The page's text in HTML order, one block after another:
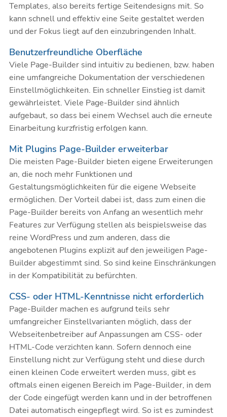
Templates, also bereits fertige Seitendesigns mit. So
kann schnell und effektiv eine Seite gestaltet werden
und der Fokus liegt auf den einzubringenden Inhalt.
Benutzerfreundliche Oberfläche
Viele Page-Builder sind intuitiv zu bedienen, bzw. haben
eine umfangreiche Dokumentation der verschiedenen
Einstellmöglichkeiten. Ein schneller Einstieg ist damit
gewährleistet. Viele Page-Builder sind ähnlich
aufgebaut, so dass bei einem Wechsel auch die erneute
Einarbeitung kurzfristig erfolgen kann.
Mit Plugins Page-Builder erweiterbar
Die meisten Page-Builder bieten eigene Erweiterungen
an, die noch mehr Funktionen und
Gestaltungsmöglichkeiten für die eigene Webseite
ermöglichen. Der Vorteil dabei ist, dass zum einen die
Page-Builder bereits von Anfang an wesentlich mehr
Features zur Verfügung stellen als beispielsweise das
reine WordPress und zum anderen, dass die
angebotenen Plugins explizit auf den jeweiligen Page-
Builder abgestimmt sind. So sind keine Einschränkungen
in der Kompatibilität zu befürchten.
CSS- oder HTML-Kenntnisse nicht erforderlich
Page-Builder machen es aufgrund teils sehr
umfangreicher Einstellvarianten möglich, dass der
Webseitenbetreiber auf Anpassungen am CSS- oder
HTML-Code verzichten kann. Sofern dennoch eine
Einstellung nicht zur Verfügung steht und diese durch
einen kleinen Code erweitert werden muss, gibt es
oftmals einen eigenen Bereich im Page-Builder, in dem
der Code eingefügt werden kann und in der betroffenen
Datei automatisch eingepflegt wird. So ist es zumindest